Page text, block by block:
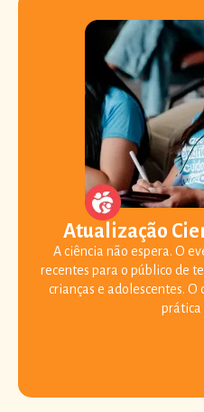
Atualização
A ciência não espera. O
recentes para o público de
crianças e adolescentes. O
prática